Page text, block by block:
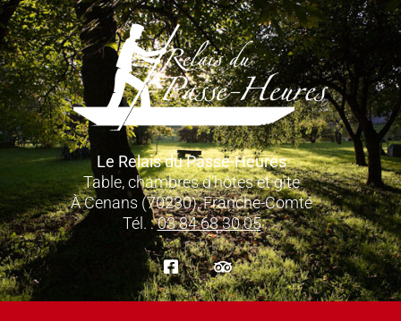
Le Relais du Passe-Heures
Table, chambres d’hôtes et gîte
À Cenans (70230), Franche-Comté
Tél. :03 84 68 30 05